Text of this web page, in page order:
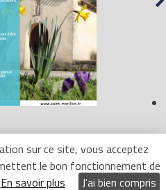
sur ce site, vous acceptez
le bon fonctionnement de
En savoir plus J'ai bien compris
réalisé parLR Marketing